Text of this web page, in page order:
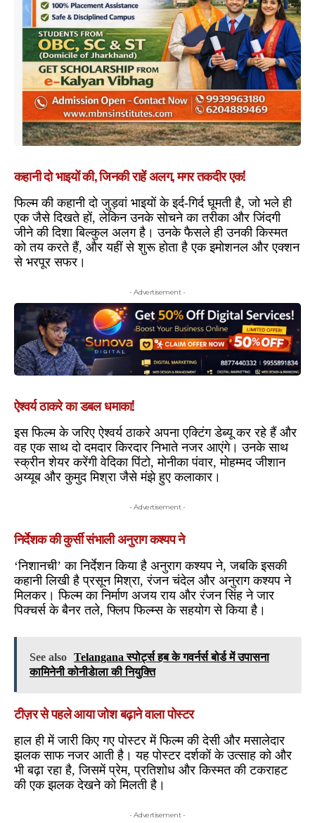
कहानी दो भाइयों की, जिनकी राहें अलग, मगर तकदीर एक!
फिल्म की कहानी दो जुड़वां भाइयों के इर्द-गिर्द घूमती है, जो भले ही
एक जैसे दिखते हों, लेकिन उनके सोचने का तरीका और जिंदगी
जीने की दिशा बिल्कुल अलग है। उनके फैसले ही उनकी किस्मत
को तय करते हैं, और यहीं से शुरू होता है एक इमोशनल और एक्शन
से भरपूर सफर।
- Advertisement -
ऐश्वर्य ठाकरे का डबल धमाका!
इस फिल्म के जरिए ऐश्वर्य ठाकरे अपना एक्टिंग डेब्यू कर रहे हैं और
वह एक साथ दो दमदार किरदार निभाते नजर आएंगे। उनके साथ
स्क्रीन शेयर करेंगी वेदिका पिंटो, मोनीका पंवार, मोहम्मद जीशान
अय्यूब और कुमुद मिश्रा जैसे मंझे हुए कलाकार।
- Advertisement -
निर्देशक की कुर्सी संभाली अनुराग कश्यप ने
‘निशानची’ का निर्देशन किया है अनुराग कश्यप ने, जबकि इसकी
कहानी लिखी है प्रसून मिश्रा, रंजन चंदेल और अनुराग कश्यप ने
मिलकर। फिल्म का निर्माण अजय राय और रंजन सिंह ने जार
पिक्चर्स के बैनर तले, फ्लिप फिल्म्स के सहयोग से किया है।
See also Telangana स्पोर्ट्स हब के गवर्नर्स बोर्ड में उपासना
कामिनेनी कोनीडेाला की नियुक्ति
टीज़र से पहले आया जोश बढ़ाने वाला पोस्टर
हाल ही में जारी किए गए पोस्टर में फिल्म की देसी और मसालेदार
झलक साफ नजर आती है। यह पोस्टर दर्शकों के उत्साह को और
भी बढ़ा रहा है, जिसमें प्रेम, प्रतिशोध और किस्मत की टकराहट
की एक झलक देखने को मिलती है।
- Advertisement -